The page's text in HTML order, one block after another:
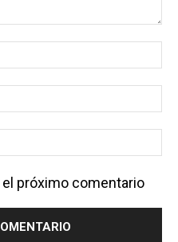
próximo comentario